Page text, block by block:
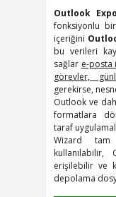
Outlook
fonksiyonlu
içeriğini
bu verileri
sağlar e-posta
görevler,
gerekirse,
Outlook ve
formatlara
taraf
Wizard tam
kullanılabilir,
erişilebilir ve
depolama